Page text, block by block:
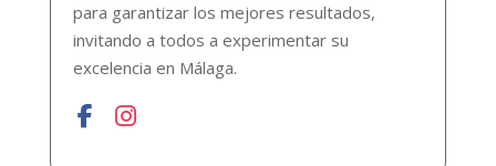
para garantizar los mejores resultados,
invitando a todos a experimentar su
excelencia en Málaga.